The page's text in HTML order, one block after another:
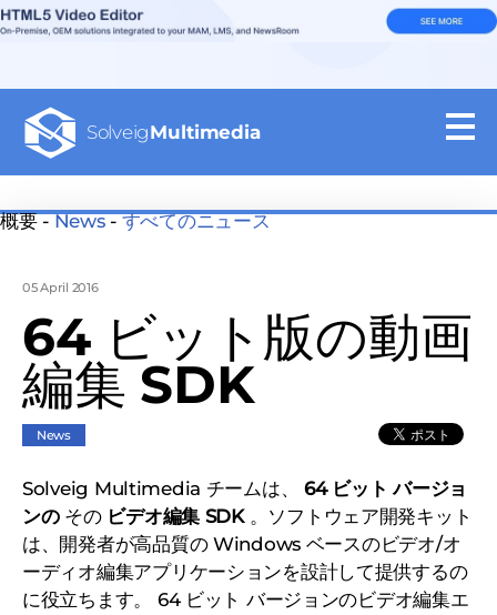
SolveigMultimedia
概要 -News-すべてのニュース
05 April 2016
64 ビット版の動画
編集 SDK
News
Solveig Multimedia チームは、
64 ビット バージョ
ンの その ビデオ編集 SDK 。ソフトウェア開発キット
は、開発者が高品質の Windows ベースのビデオ/オ
ーディオ編集アプリケーションを設計して提供するの
に役立ちます。 64 ビット バージョンのビデオ編集エ